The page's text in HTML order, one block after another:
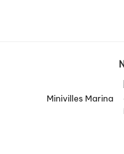
Minivilles Marina